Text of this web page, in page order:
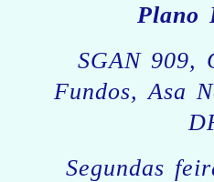
Plano
SGAN 909,
Fundos, Asa
Segundas